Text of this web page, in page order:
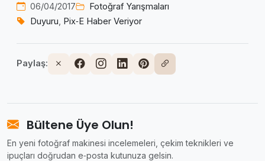
06/04/2017
Fotoğraf Yarışmaları
Duyuru, Pix‑E Haber Veriyor
Paylaş:
Bültene Üye Olun!
En yeni fotoğraf makinesi incelemeleri, çekim teknikleri ve
ipuçları doğrudan e‑posta kutunuza gelsin.